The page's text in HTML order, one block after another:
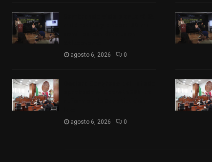
agosto 6, 2026 0
agosto 6, 2026 0